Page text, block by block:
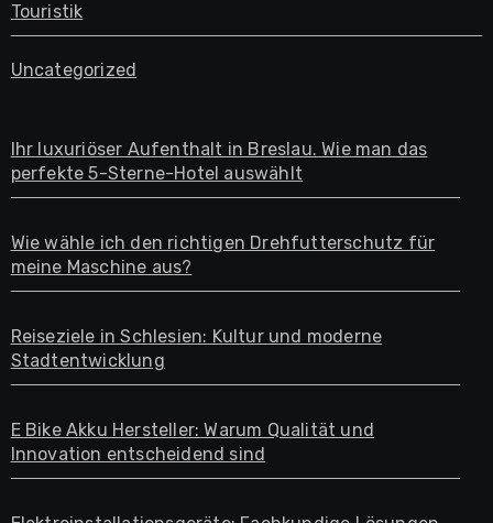
Touristik
Uncategorized
Ihr luxuriöser Aufenthalt in Breslau. Wie man das
perfekte 5-Sterne-Hotel auswählt
Wie wähle ich den richtigen Drehfutterschutz für
meine Maschine aus?
Reiseziele in Schlesien: Kultur und moderne
Stadtentwicklung
E Bike Akku Hersteller: Warum Qualität und
Innovation entscheidend sind